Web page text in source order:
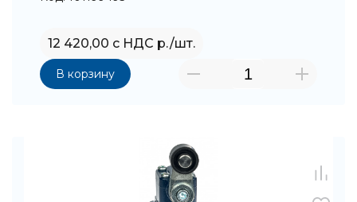
12 420,00 с НДС р./шт.
В корзину